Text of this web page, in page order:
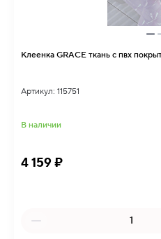
Клеенка GRACE ткань с пвх
Артикул: 115751
В наличии
4 159 ₽